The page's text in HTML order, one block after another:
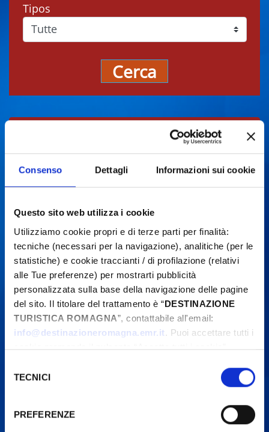
Consenso Dettagli Informazioni sui cookie
Questo sito web utilizza i cookie
Utilizziamo cookie propri e di terze parti per finalità:
tecniche (necessari per la navigazione), analitiche (per le
statistiche) e cookie traccianti / di profilazione (relativi
alle Tue preferenze) per mostrarti pubblicità
personalizzata sulla base della navigazione delle pagine
del sito. Il titolare del trattamento è “DESTINAZIONE
TURISTICA ROMAGNA”, contattabile all'email:
info@destinazioneromagna.emr.it. Puoi accettare tutti i
cookie premendo il pulsante “Accetta tutti i cookie”,
gestire le tue preferenze facendo clic su “Personalizza”.
Qualora acconsenti a tutti i cookie i Tuoi dati potranno
attualmente non fornisce garanzie idonee per il
delTECNICI
PREFERENZE
Tipos
Cerca
Gli eventi potrebbero subire variazioni,
contattare sempre gli organizzatori prima di